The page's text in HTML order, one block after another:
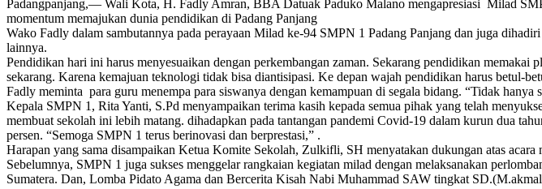
Padangpanjang,— Wali Kota, H. Fadly Amran, BBA Datuak Paduko Malano mengapresiasi Milad
momentum memajukan dunia pendidikan di Padang Panjang
Wako Fadly dalam sambutannya pada perayaan Milad ke-94 SMPN 1 Padang Panjang dan juga
lainnya.
Pendidikan hari ini harus menyesuaikan dengan perkembangan zaman. Sekarang pendidikan
sekarang. Karena kemajuan teknologi tidak bisa diantisipasi. Ke depan wajah pendidikan harus betul-
Fadly meminta para guru menempa para siswanya dengan kemampuan di segala bidang. “Tidak
Kepala SMPN 1, Rita Yanti, S.Pd menyampaikan terima kasih kepada semua pihak yang telah
membuat sekolah ini lebih matang. dihadapkan pada tantangan pandemi Covid-19 dalam kurun dua
persen. “Semoga SMPN 1 terus berinovasi dan berprestasi,” .
Harapan yang sama disampaikan Ketua Komite Sekolah, Zulkifli, SH menyatakan dukungan atas
Sebelumnya, SMPN 1 juga sukses menggelar rangkaian kegiatan milad dengan melaksanakan
Sumatera. Dan, Lomba Pidato Agama dan Bercerita Kisah Nabi Muhammad SAW tingkat